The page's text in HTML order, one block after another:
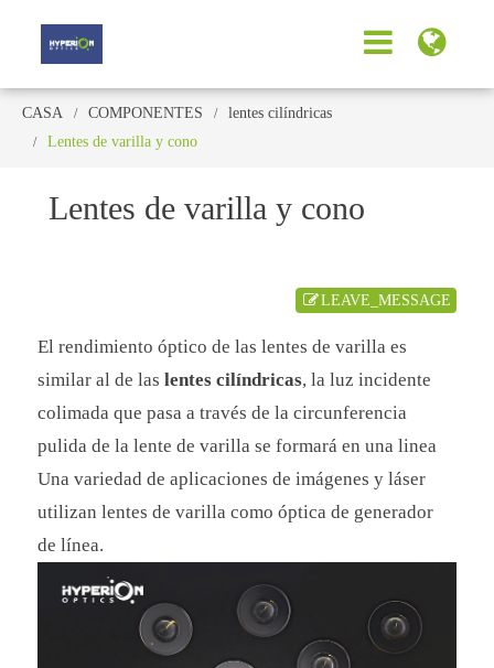
CASA COMPONENTES
lentes cilíndricas
Lentes de varilla y cono
Lentes de varilla y cono
LEAVE_MESSAGE
El rendimiento óptico de las lentes de varilla es
similar al de laslentes cilíndricas, la luz incidente
colimada que pasa a través de la circunferencia
pulida de la lente de varilla se formará en una linea
Una variedad de aplicaciones de imágenes y láser
utilizan lentes de varilla como óptica de generador
de línea.